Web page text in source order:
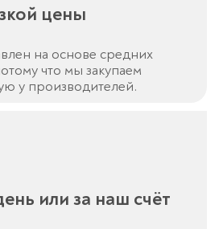
цены
на основе средних
что мы закупаем
у производителей.
или за наш счёт